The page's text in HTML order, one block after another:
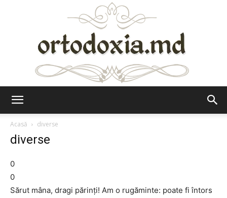
Acasă
diverse
diverse
0
0
Sărut mâna, dragi părinţi! Am o rugăminte: poate fi întors